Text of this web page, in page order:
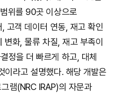
위를 90곳 이상으로
고객 데이터 연동, 재고 확인
화, 물류 차질, 재고 부족이
정을 더 빠르게 하고, 대체
이라고 설명했다. 해당 개발은
램(NRC IRAP)의 자문과